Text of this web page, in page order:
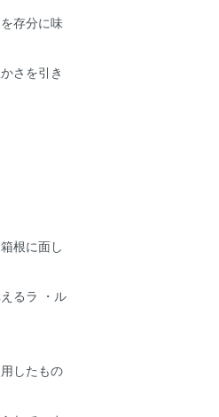
存分に味
さを引き
根に面し
るラ ・ル
したもの